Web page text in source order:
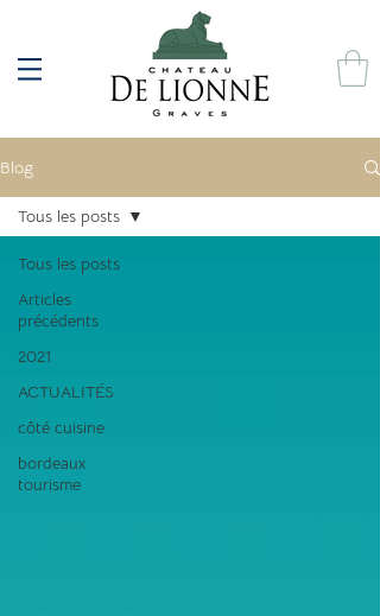
Blog
Tous les posts
Articles
précédents
2021
ACTUALITÉS
côté cuisine
bordeaux
tourisme
Tous les posts